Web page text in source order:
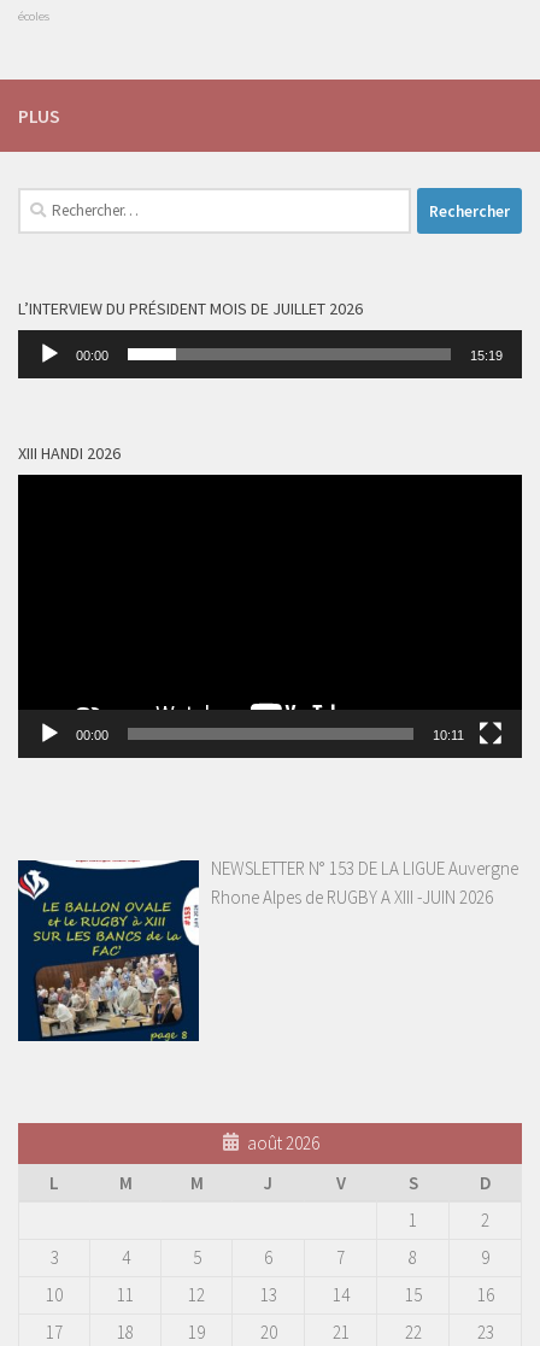
écoles
PLUS
Rechercher :
L’INTERVIEW DU PRÉSIDENT MOIS DE JUILLET 2026
Lecteur
00:00 15:19
XIII HANDI 2026
00:00 10:11
NEWSLETTER N° 153 DE LA LIGUE Auvergne
Rhone Alpes de RUGBY A XIII -JUIN 2026
août 2026
L
M M J V S
D
1
2
3
4 5 6 7 8
9
10
11 12 13 14 15
16
17
18 19 20 21 22
23